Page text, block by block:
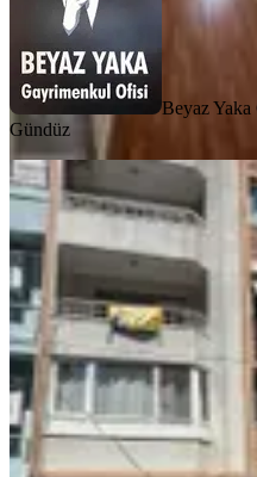
Beyaz
Gündüz
SİTE İÇİ
%26
🏡
Ebeveyn
Bergama,
3+1·145 m²
2.850.000 ₺
GÜZELUYAR